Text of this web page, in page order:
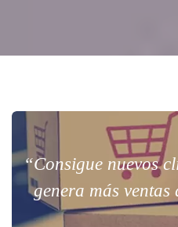
“Consigue nuevos
genera más